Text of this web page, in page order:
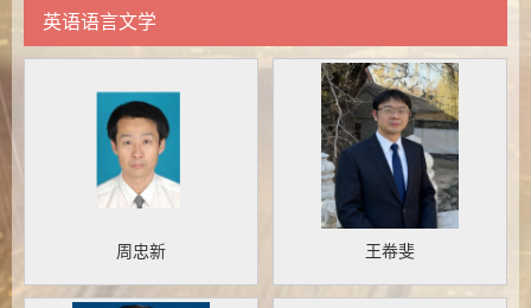
英语语言文学
周忠新 王帣斐